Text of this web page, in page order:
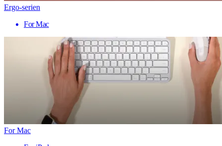
Ergo-serien
For Mac
For Mac